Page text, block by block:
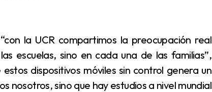
escuelas, sino en cada una de las familias”,
dispositivos móviles sin control genera un
nosotros, sino que hay estudios a nivel mundial